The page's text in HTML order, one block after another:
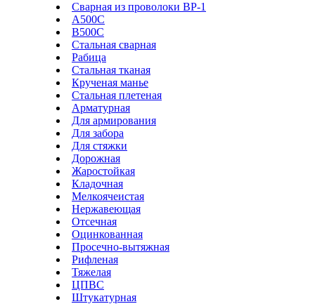
Сварная из проволоки ВР-1
А500С
В500С
Стальная сварная
Рабица
Стальная тканая
Крученая манье
Стальная плетеная
Арматурная
Для армирования
Для забора
Для стяжки
Дорожная
Жаростойкая
Кладочная
Мелкоячеистая
Нержавеющая
Отсечная
Оцинкованная
Просечно-вытяжная
Рифленая
Тяжелая
ЦПВС
Штукатурная